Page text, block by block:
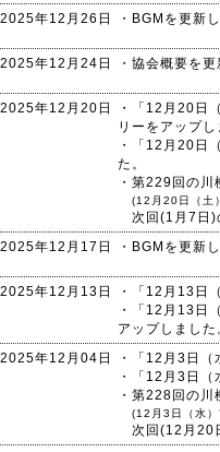
2025年12月26日
・BGMを更新
2025年12月24日 ・協会概要を更
2025年12月20日
・「12月20日
リーをアップし
・「12月20日
た。
・第229回の川
(12月20日（土
次回(1月7日)
2025年12月17日
・BGMを更新
2025年12月13日
・「12月13日
・「12月13日
アップしました
2025年12月04日
・「12月3日
・「12月3日
・第228回の川
(12月3日（水
次回(12月20